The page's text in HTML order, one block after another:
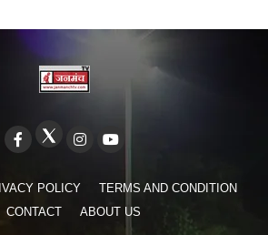
POLICY
TERMS AND CONDITION
CONTACT
ABOUT US